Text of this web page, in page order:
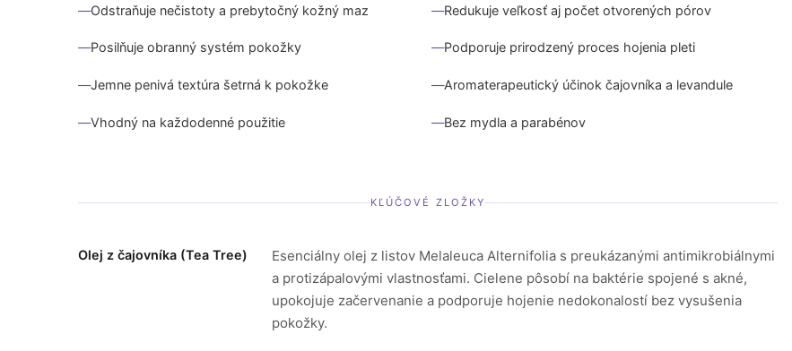
Odstraňuje nečistoty a prebytočný kožný maz Redukuje veľkosť aj počet otvorených pórov
Posilňuje obranný systém pokožky Podporuje prirodzený proces hojenia pleti
Jemne penivá textúra šetrná k pokožke Aromaterapeutický účinok čajovníka a levandule
Vhodný na každodenné použitie Bez mydla a parabénov
KĽÚČOVÉ ZLOŽKY
Olej z čajovníka (Tea Tree)
Esenciálny olej z listov Melaleuca Alternifolia s preukázanými antimikrobiálnymi
a protizápalovými vlastnosťami. Cielene pôsobí na baktérie spojené s akné,
upokojuje začervenanie a podporuje hojenie nedokonalostí bez vysušenia
pokožky.